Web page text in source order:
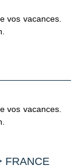
tout au
d’une balade
vos vacances.
vos vacances.
FRANCE